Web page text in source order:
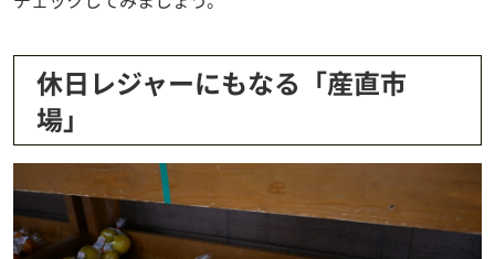
休日レジャーにもなる「産直市
場」